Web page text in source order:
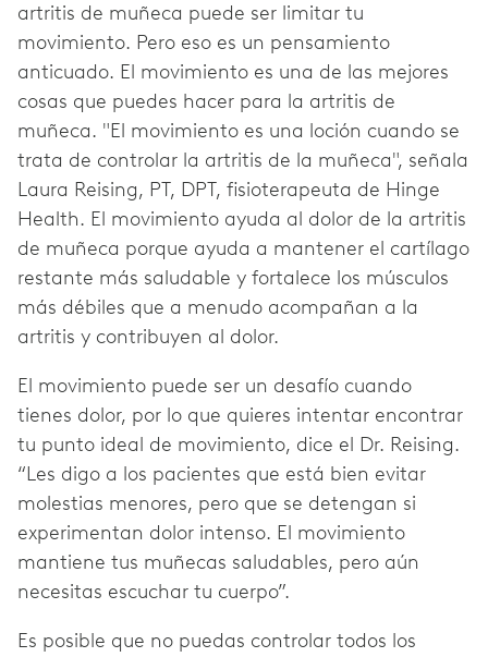
artritis de muñeca puede ser limitar tu
movimiento. Pero eso es un pensamiento
anticuado. El movimiento es una de las mejores
cosas que puedes hacer para la artritis de
muñeca. "El movimiento es una loción cuando se
trata de controlar la artritis de la muñeca", señala
Laura Reising, PT, DPT, fisioterapeuta de Hinge
Health. El movimiento ayuda al dolor de la artritis
de muñeca porque ayuda a mantener el cartílago
restante más saludable y fortalece los músculos
más débiles que a menudo acompañan a la
artritis y contribuyen al dolor.
El movimiento puede ser un desafío cuando
tienes dolor, por lo que quieres intentar encontrar
tu punto ideal de movimiento, dice el Dr. Reising.
“Les digo a los pacientes que está bien evitar
molestias menores, pero que se detengan si
experimentan dolor intenso. El movimiento
mantiene tus muñecas saludables, pero aún
necesitas escuchar tu cuerpo”.
Es posible que no puedas controlar todos los